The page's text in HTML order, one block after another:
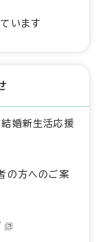
います
婚新生活応援
の方へのご案